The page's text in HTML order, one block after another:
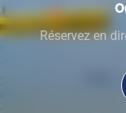
Réservez en